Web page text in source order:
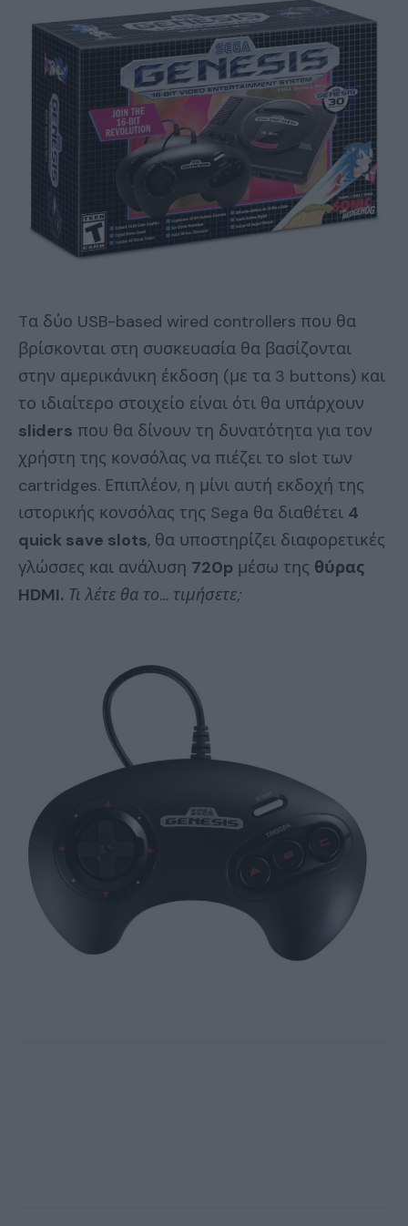
Tα δύο USB-based wired controllers που θα
βρίσκονται στη συσκευασία θα βασίζονται
στην αμερικάνικη έκδοση (με τα 3 buttons) και
το ιδιαίτερο στοιχείο είναι ότι θα υπάρχουν
sliders που θα δίνουν τη δυνατότητα για τον
χρήστη της κονσόλας να πιέζει το slot των
cartridges. Επιπλέον, η μίνι αυτή εκδοχή της
ιστορικής κονσόλας της Sega θα διαθέτει 4
quick save slots, θα υποστηρίζει διαφορετικές
γλώσσες και ανάλυση 720p μέσω της θύρας
HDMI. Τι λέτε θα το… τιμήσετε;